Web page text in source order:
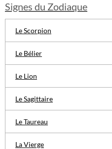
Signes du Zodiaque
Le Scorpion
Le Bélier
Le Lion
Le Sagittaire
Le Taureau
La Vierge